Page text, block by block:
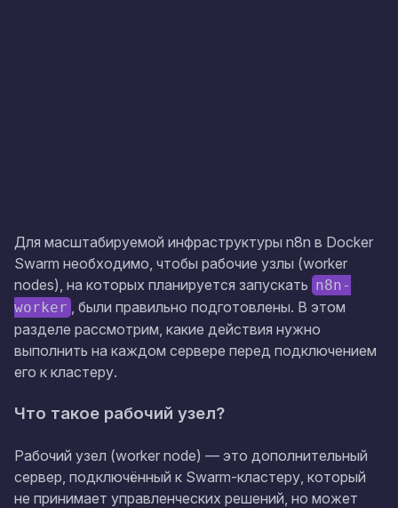
Для масштабируемой инфраструктуры n8n в Docker
Swarm необходимо, чтобы рабочие узлы (worker
nodes), на которых планируется запускать n8n-
worker , были правильно подготовлены. В этом
разделе рассмотрим, какие действия нужно
выполнить на каждом сервере перед подключением
его к кластеру.
Что такое рабочий узел?
Рабочий узел (worker node) — это дополнительный
сервер, подключённый к Swarm-кластеру, который
не принимает управленческих решений, но может